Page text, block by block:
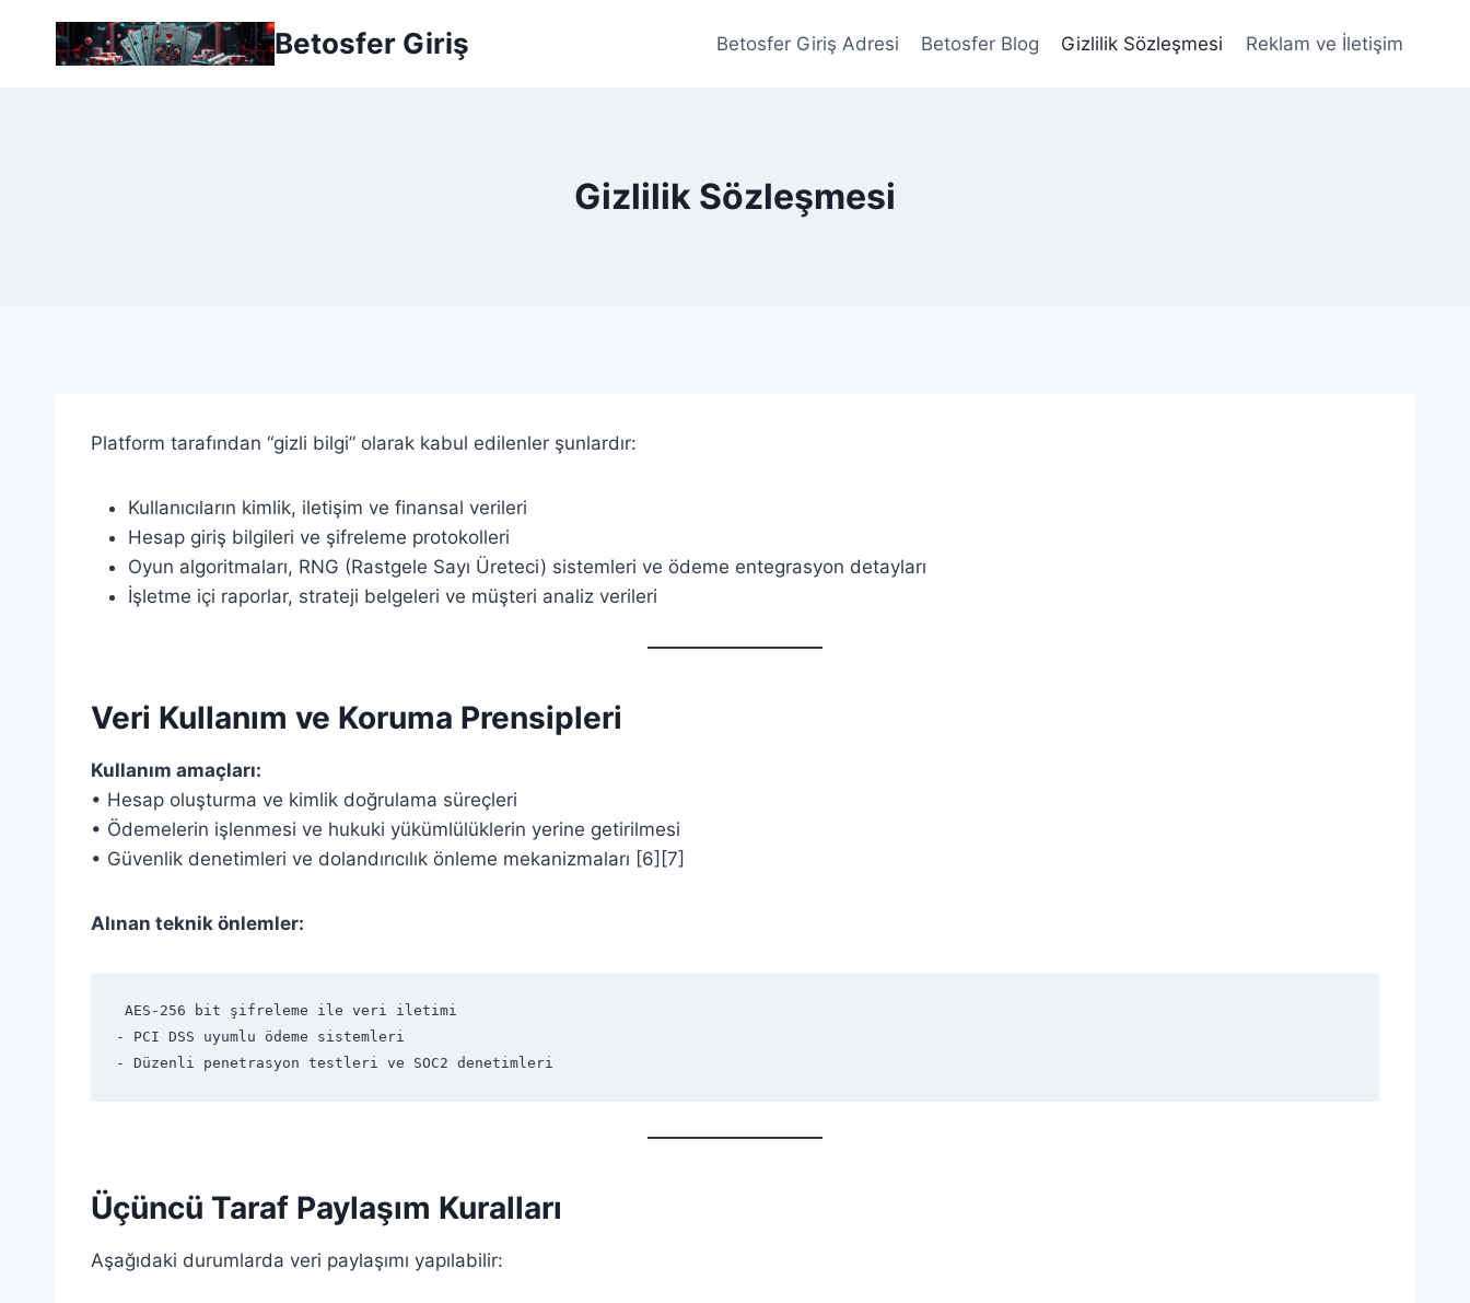
content
Betosfer Giriş Betosfer Giriş Adresi Betosfer Blog Gizlilik Sözleşmesi Reklam ve İletişim
Gizlilik Sözleşmesi
Platform tarafından “gizli bilgi” olarak kabul edilenler şunlardır:
Kullanıcıların kimlik, iletişim ve finansal verileri
Hesap giriş bilgileri ve şifreleme protokolleri
Oyun algoritmaları, RNG (Rastgele Sayı Üreteci) sistemleri ve ödeme entegrasyon detayları
İşletme içi raporlar, strateji belgeleri ve müşteri analiz verileri
Veri Kullanım ve Koruma Prensipleri
Kullanım amaçları:
• Hesap oluşturma ve kimlik doğrulama süreçleri
• Ödemelerin işlenmesi ve hukuki yükümlülüklerin yerine getirilmesi
• Güvenlik denetimleri ve dolandırıcılık önleme mekanizmaları [6][7]
Alınan teknik önlemler:
AES-256 bit şifreleme ile veri iletimi
- PCI DSS uyumlu ödeme sistemleri
- Düzenli penetrasyon testleri ve SOC2 denetimleri
Üçüncü Taraf Paylaşım Kuralları
Aşağıdaki durumlarda veri paylaşımı yapılabilir: